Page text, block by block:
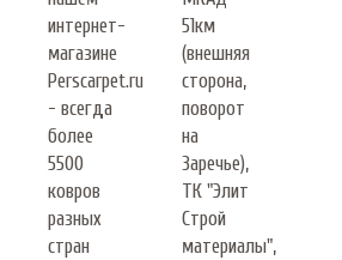
интернет-
магазине
Perscarpet.ru
- всегда
более
5500
ковров
разных
стран
51км
(внешняя
сторона,
поворот
на
Заречье),
ТК "Элит
Строй
материалы",